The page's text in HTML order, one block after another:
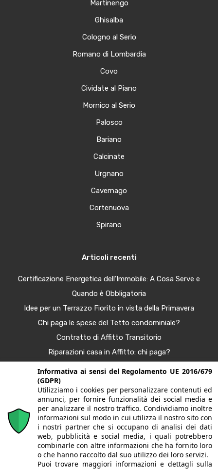
Martinengo
Ghisalba
Cologno al Serio
Romano di Lombardia
Covo
Cividate al Piano
Mornico al Serio
Palosco
Bariano
Calcinate
Urgnano
Cavernago
Cortenuova
Spirano
Articoli recenti
Certificazione Energetica dell’Immobile: A Cosa Serve e
Quando è Obbligatoria
Idee per un Terrazzo Fiorito in vista della Primavera
Chi paga le spese del Tetto condominiale?
Contratto di Affitto Transitorio
Riparazioni casa in Affitto: chi paga?
Procura Immobiliare – Guida completa
Tendenze Arredo e Nuance per la Casa Autunno 2025
Bonus Casa al 50%: Agevolazioni in Scadenza
© 2020. Tutti i diritti riservati. G&G case | Largo fratelli
Sporchia, 3 - 24057 Martinengo (BG) | P.Iva/CF
03628150165 | Iscritta alla CCIAA di Bergamo REA BG-
Informativa ai sensi del Regolamento UE 2016/679
(GDPR)
Utilizziamo i cookies per personalizzare contenuti ed
annunci, per fornire funzionalità dei social media e
per analizzare il nostro traffico. Condividiamo inoltre
informazioni sul modo in cui utilizza il nostro sito con
i nostri partner che si occupano di analisi dei dati
web, pubblicità e social media, i quali potrebbero
combinarle con altre informazioni che ha fornito loro
o che hanno raccolto dal suo utilizzo dei loro servizi.
Puoi trovare maggiori informazioni e dettagli sulla